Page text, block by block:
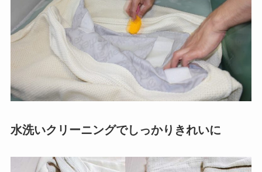
水洗いクリーニングでしっかりきれいに